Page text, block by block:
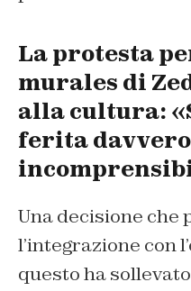
La protesta
murales di
alla cultura:
ferita davvero
Una decisione che
l’integrazione con
questo ha